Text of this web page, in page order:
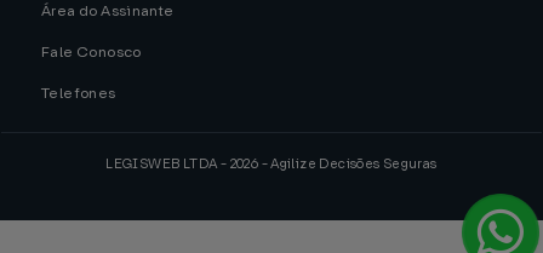
Área do Assinante
Fale Conosco
Telefones
LEGISWEB LTDA - 2026 - Agilize Decisões Seguras